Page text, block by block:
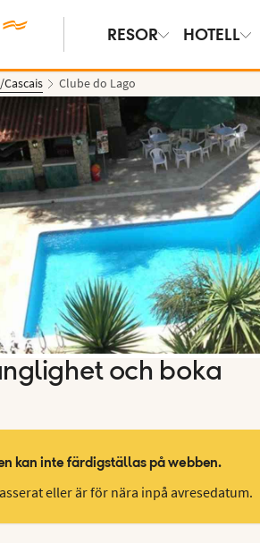
RESOR HOTELL
Clube do Lago
och boka
kan inte färdigställas på webben.
eller är för nära inpå avresedatum.